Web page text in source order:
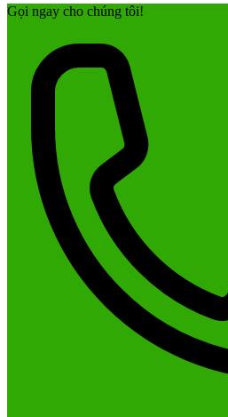
Gọi ngay cho chúng tôi!